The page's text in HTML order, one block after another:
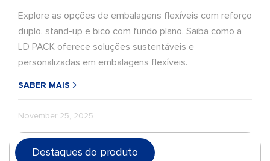
Explore as opções de embalagens flexíveis com reforço
duplo, stand-up e bico com fundo plano. Saiba como a
LD PACK oferece soluções sustentáveis e
personalizadas em embalagens flexíveis.
SABER MAIS
November 25, 2025
Destaques do produto